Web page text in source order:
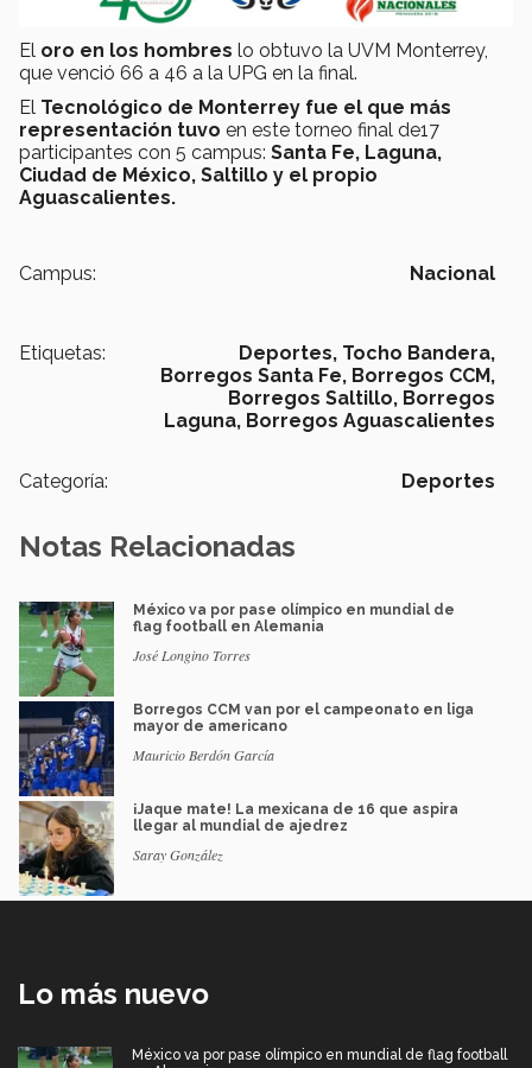
El oro en los hombres lo obtuvo la UVM Monterrey,
que venció 66 a 46 a la UPG en la final.
El Tecnológico de Monterrey fue el que más
representación tuvo en este torneo final de17
participantes con 5 campus: Santa Fe, Laguna,
Ciudad de México, Saltillo y el propio
Aguascalientes.
Campus: Nacional
Etiquetas: Deportes, Tocho Bandera,
Borregos Santa Fe, Borregos CCM,
Borregos Saltillo, Borregos
Laguna, Borregos Aguascalientes
Categoría: Deportes
Notas Relacionadas
México va por pase olímpico en mundial de
flag football en Alemania
José Longino Torres
Borregos CCM van por el campeonato en liga
mayor de americano
Mauricio Berdón García
¡Jaque mate! La mexicana de 16 que aspira
llegar al mundial de ajedrez
Saray González
Lo más nuevo
México va por pase olímpico en mundial de flag football